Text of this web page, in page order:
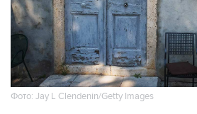
Фото: Jay L Clendenin/Getty Images